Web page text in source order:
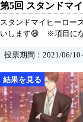
第5回 スタンドマ
スタンドマイヒーロー
いします😄 ※項目にな
投票期間：2021/06/10